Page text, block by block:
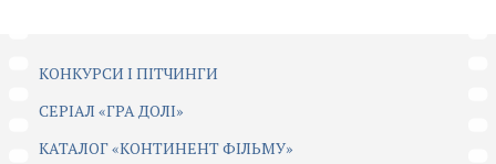
КОНКУРСИ І ПІТЧИНГИ
CЕРІАЛ «ГРА ДОЛІ»
КАТАЛОГ «КОНТИНЕНТ ФІЛЬМУ»